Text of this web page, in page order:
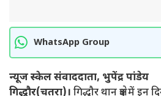
WhatsApp Group
न्यूज स्केल संवाददाता, भुपेंद्र पांडेय
गिद्धौर(चतरा)। गिद्धौर थान क्षेत्र में